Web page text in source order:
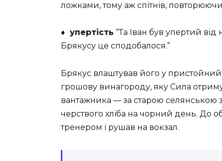
ложками, тому аж спітнів,
♦ упертість “Та Іван був упертий
Брякусу це сподобалося.”
Брякус влаштував його у
грошову винагороду, яку Сила
вантажника — за старою селянською
черствого хліба на чорний день. До
тренером і рушав на вокзал.